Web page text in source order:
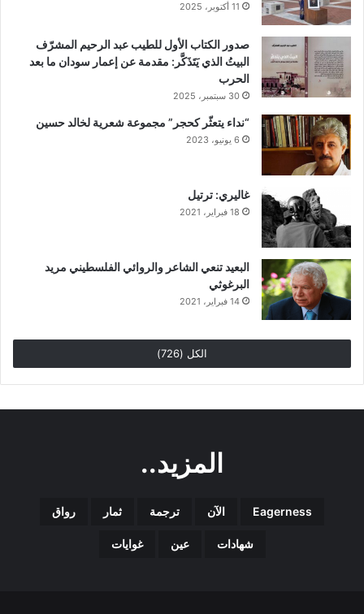
11 أكتوبر، 2025
صدور الكتاب الأول للطيب عبد الرحيم المشرّف
البيتُ الذي يَتَذَكَّر: مقدمة عن إعمار سودان ما بعد
الحرب
30 سبتمبر، 2025
“نداء يتعثّر كحجر” مجموعة شعرية لخالد حسين
6 يونيو، 2023
غاليري: ترتيل
18 فبراير، 2021
البعيد تنعي الشاعر والروائي الفلسطيني مريد
البرغوثي
14 فبراير، 2021
الكل (726)
المزيد..
Eagerness الآن ترجمة ثمار رواق
شهادات عين غوايات